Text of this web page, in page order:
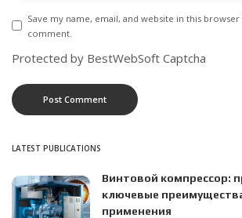
Save my name, email, and website in this
comment.
Protected by BestWebSoft Captcha
LATEST PUBLICATIONS
Винтовой компрессор:
ключевые
применения